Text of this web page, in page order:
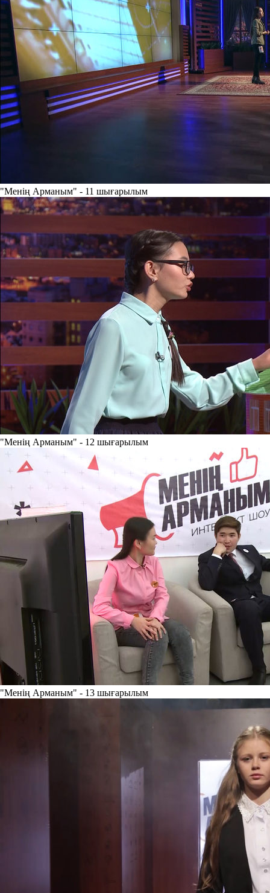
"Менің Арманым" - 11 шығарылым
"Менің Арманым" - 12 шығарылым
"Менің Арманым" - 13 шығарылым